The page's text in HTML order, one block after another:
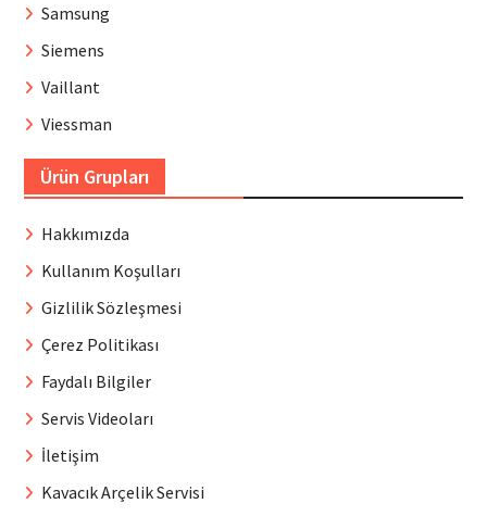
Samsung
Siemens
Vaillant
Viessman
Ürün Grupları
Hakkımızda
Kullanım Koşulları
Gizlilik Sözleşmesi
Çerez Politikası
Faydalı Bilgiler
Servis Videoları
İletişim
Kavacık Arçelik Servisi